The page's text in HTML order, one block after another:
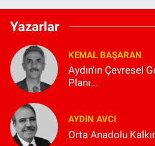
Yazarlar
KEMAL BAŞARAN
Aydın'ın Çevresel
Planı...
AYDIN AVCI
Orta Anadolu